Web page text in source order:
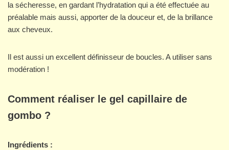
la sécheresse, en gardant l’hydratation qui a été effectuée au
préalable mais aussi, apporter de la douceur et, de la brillance
aux cheveux.
Il est aussi un excellent définisseur de boucles. A utiliser sans
modération !
Comment réaliser le gel capillaire de
gombo ?
Ingrédients :